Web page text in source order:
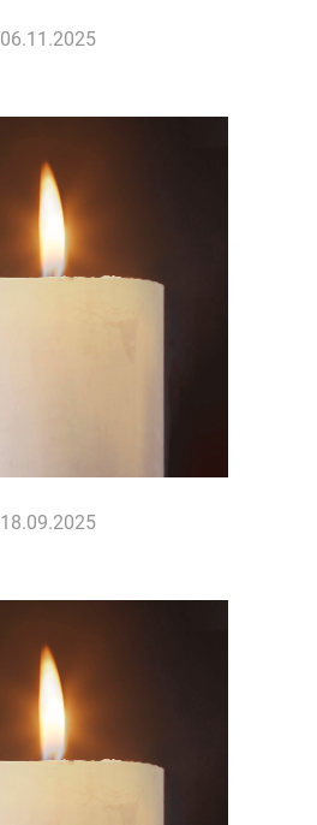
06.11.2025
18.09.2025